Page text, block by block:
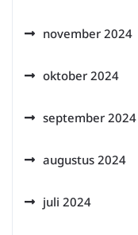
november 2024
oktober 2024
september 2024
augustus 2024
juli 2024